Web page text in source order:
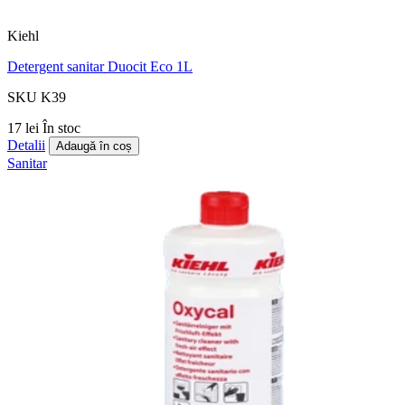
Kiehl
Detergent sanitar Duocit Eco 1L
SKU K39
17 lei În stoc
Detalii
Adaugă în coș
Sanitar